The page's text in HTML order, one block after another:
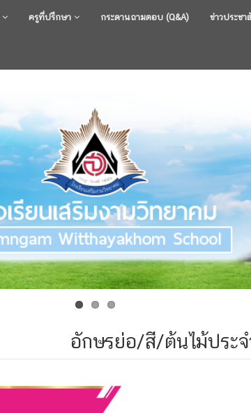
ครูที่ปรึกษา กระดานถามตอบ (Q&A) ข่าวประช
อักษรย่อ/สี/ต้นไม้ประจ